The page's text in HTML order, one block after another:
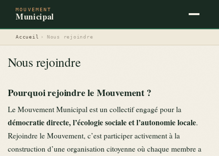
MOUVEMENT
Municipal
Accueil › Nous rejoindre
Nous rejoindre
Pourquoi rejoindre le Mouvement ?
Le Mouvement Municipal est un collectif engagé pour la
démocratie directe, l’écologie sociale et l’autonomie locale.
Rejoindre le Mouvement, c’est participer activement à la
construction d’une organisation citoyenne où chaque membre a